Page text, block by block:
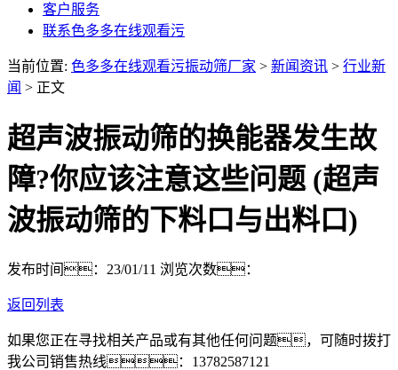
客户服务
联系色多多在线观看污
当前位置: 色多多在线观看污振动筛厂家 > 新闻资讯 > 行业新
闻 > 正文
超声波振动筛的换能器发生故
障?你应该注意这些问题 (超声
波振动筛的下料口与出料口)
发布时间：23/01/11 浏览次数：
返回列表
如果您正在寻找相关产品或有其他任何问题，可随时拨打
我公司销售热线： 13782587121